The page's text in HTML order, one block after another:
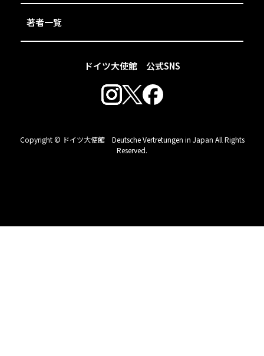
ドイツ大使館 公式SNS
著者一覧
Copyright © ドイツ大使館 Deutsche Vertretungen in Japan All Rights
Reserved.